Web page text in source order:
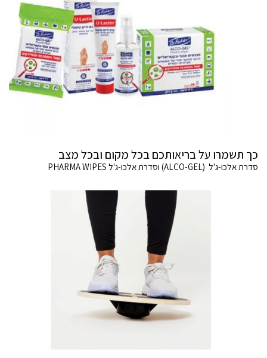
כך תשמרו על בריאותכם בכל מקום ובכל מצב
סדרת אלכו-ג'ל (ALCO-GEL) וסדרת אלכו-ג'ל PHARMA WIPES